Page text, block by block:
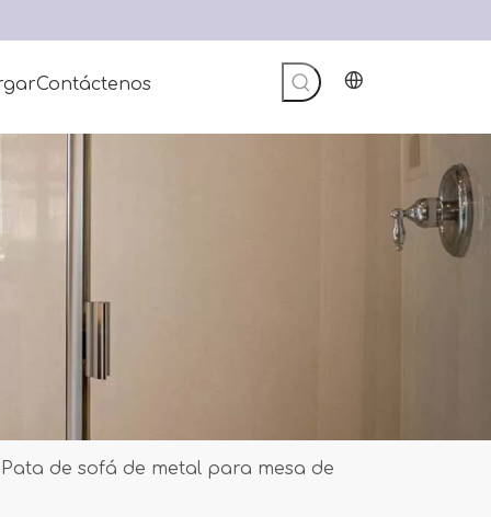
Contáctenos
Pata de sofá de metal para mesa de